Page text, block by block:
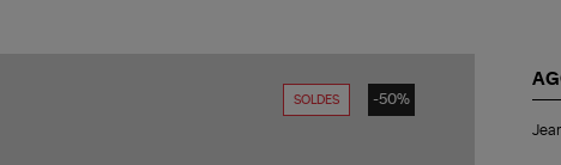
SOLDES -50%